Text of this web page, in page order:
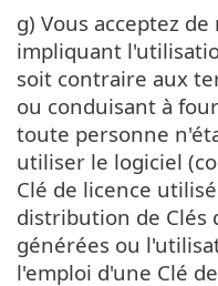
g) Vous acceptez
impliquant
soit contraire aux
ou conduisant à
toute personne
utiliser le logiciel
Clé de licence
distribution de Clés
générées ou
l'emploi d'une Clé